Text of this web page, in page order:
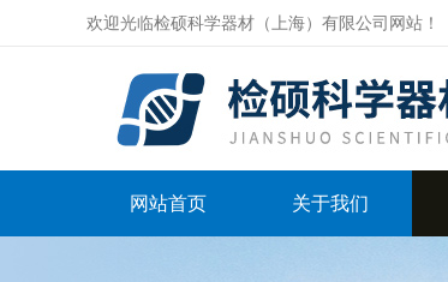
欢迎光临检硕科学器材（上海）有限公司网站！
网站首页 关于我们